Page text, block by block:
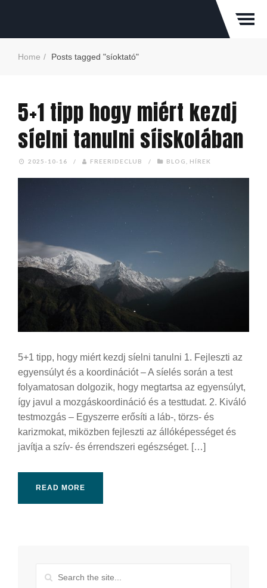
Home Posts tagged "síoktató"
5+1 tipp hogy miért kezdj
síelni tanulni síiskolában
2025-10-16 / FREERIDECLUB / BLOG HÍREK
5+1 tipp, hogy miért kezdj síelni tanulni 1. Fejleszti az
egyensúlyt és a koordinációt – A síelés során a test
folyamatosan dolgozik, hogy megtartsa az egyensúlyt,
így javul a mozgáskoordináció és a testtudat. 2. Kiváló
testmozgás – Egyszerre erősíti a láb-, törzs- és
karizmokat, miközben fejleszti az állóképességet és
javítja a szív- és érrendszeri egészséget. […]
READ MORE